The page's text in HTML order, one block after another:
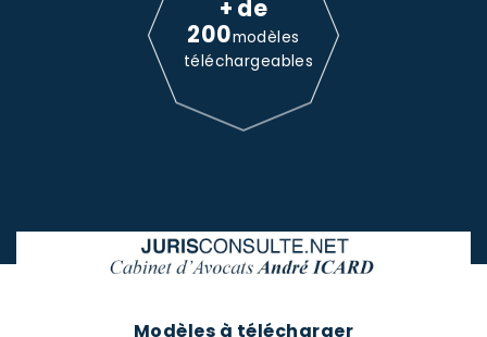
+ de
200modèles
téléchargeables
Modèles à télécharger